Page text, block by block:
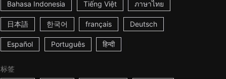
Bahasa Indonesia Tiếng Việt ภาษาไทย
日本語 한국어 français Deutsch
Español Português हिन्दी
标签